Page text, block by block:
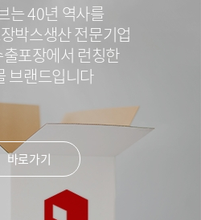
는 40년 역사를
박스생산 전문기업
포장에서 런칭한
브랜드입니다
바로가기